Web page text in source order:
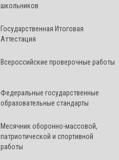
школьников
Государственная Итоговая
Аттестация
Всероссийские проверочные работы
Федеральные государственные
образовательные стандарты
Месячник оборонно-массовой,
патриотической и спортивной
работы